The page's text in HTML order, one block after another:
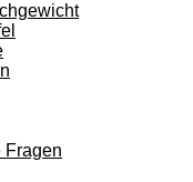
Fragen